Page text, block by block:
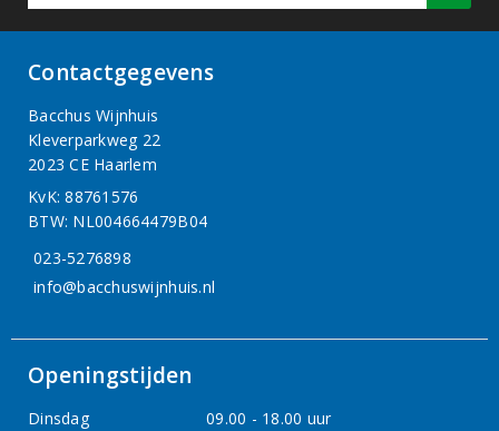
Contactgegevens
Bacchus Wijnhuis
Kleverparkweg 22
2023 CE Haarlem
KvK: 88761576
BTW: NL004664479B04
023-5276898
info@bacchuswijnhuis.nl
Openingstijden
Dinsdag
09.00 - 18.00 uur